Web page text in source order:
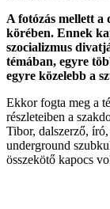
A fotózás mellett a
körében. Ennek
szocializmus
témában, egyre
egyre közelebb a
Ekkor fogta meg a
részleteiben a
Tibor, dalszerző,
underground
összekötő kapocs